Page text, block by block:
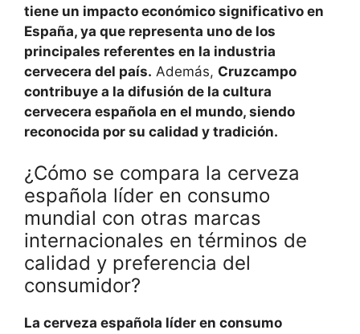
tiene un impacto económico significativo en
España, ya que representa uno de los
principales referentes en la industria
cervecera del país. Además, Cruzcampo
contribuye a la difusión de la cultura
cervecera española en el mundo, siendo
reconocida por su calidad y tradición.
¿Cómo se compara la cerveza
española líder en consumo
mundial con otras marcas
internacionales en términos de
calidad y preferencia del
consumidor?
La cerveza española líder en consumo